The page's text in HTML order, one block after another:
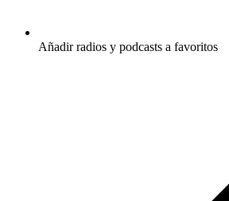
Añadir radios y podcasts a favoritos